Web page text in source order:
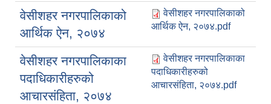
वेसीशहर नगरपालिकाको
आर्थिक ऐन, २०७४
वेसीशहर नगरपालिकाको
आर्थिक ऐन, २०७४.pdf
वेसीशहर नगरपालिकाका
पदाधिकारीहरुको
आचारसंहिता, २०७४
वेसीशहर नगरपालिकाका
पदाधिकारीहरुको
आचारसंहिता, २०७४.pdf